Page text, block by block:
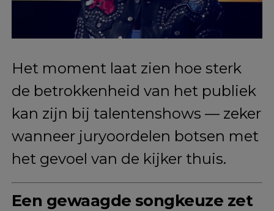
Het moment laat zien hoe sterk
de betrokkenheid van het publiek
kan zijn bij talentenshows — zeker
wanneer juryoordelen botsen met
het gevoel van de kijker thuis.
Een gewaagde songkeuze zet